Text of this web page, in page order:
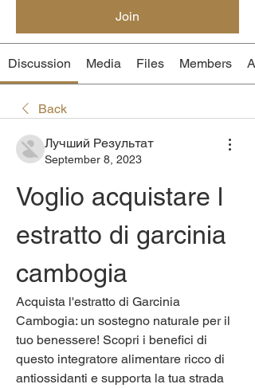
Join
Discussion Media Files Members
Back
Лучший Результат
September 8, 2023
Voglio acquistare l
estratto di garcinia
cambogia
Acquista l'estratto di Garcinia
Cambogia: un sostegno naturale per il
tuo benessere! Scopri i benefici di
questo integratore alimentare ricco di
antiossidanti e supporta la tua strada